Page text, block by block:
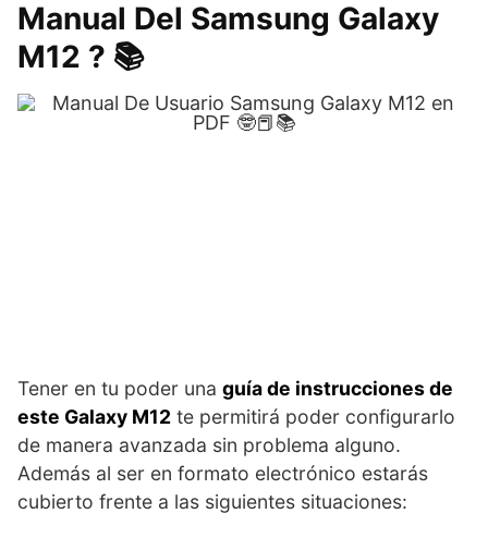
Manual Del Samsung Galaxy
M12 ? 📚
Tener en tu poder una guía de instrucciones de
este Galaxy M12 te permitirá poder configurarlo
de manera avanzada sin problema alguno.
Además al ser en formato electrónico estarás
cubierto frente a las siguientes situaciones: